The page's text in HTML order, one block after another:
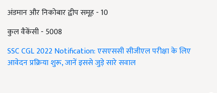
अंडमान और निकोबार द्वीप समूह - 10
कुल वैकेंसी - 5008
SSC CGL 2022 Notification: एसएससी सीजीएल परीक्षा के लिए
आवेदन प्रक्रिया शुरू, जानें इससे जुड़े सारे सवाल